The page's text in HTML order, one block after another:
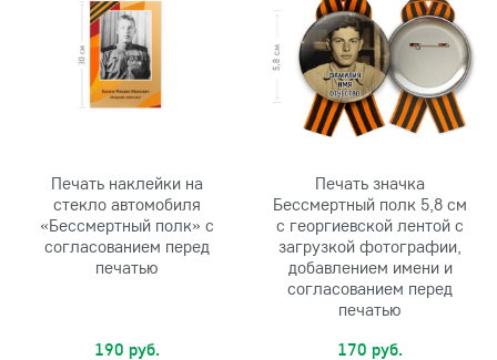
Печать наклейки на
стекло автомобиля
«Бессмертный полк» с
согласованием перед
печатью
190 руб.
Печать значка
Бессмертный полк 5,8 см
с георгиевской лентой с
загрузкой фотографии,
добавлением имени и
согласованием перед
печатью
170 руб.